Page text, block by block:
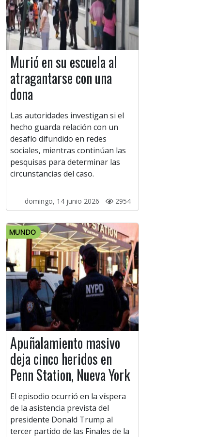
Murió en su escuela al
atragantarse con una
dona
Las autoridades investigan si el
hecho guarda relación con un
desafío difundido en redes
sociales, mientras continúan las
pesquisas para determinar las
circunstancias del caso.
domingo, 14 junio 2026 - 2954
MUNDO
Apuñalamiento masivo
deja cinco heridos en
Penn Station, Nueva York
El episodio ocurrió en la víspera
de la asistencia prevista del
presidente Donald Trump al
tercer partido de las Finales de la